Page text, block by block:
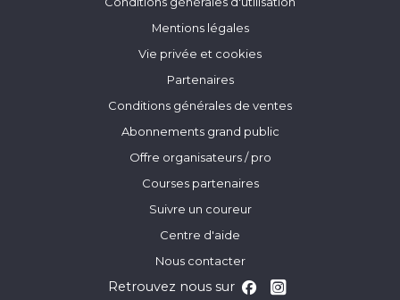
Mentions légales
Vie privée et cookies
Partenaires
Conditions générales de ventes
Abonnements grand public
Offre organisateurs / pro
Courses partenaires
Suivre un coureur
Centre d'aide
Nous contacter
Retrouvez nous sur